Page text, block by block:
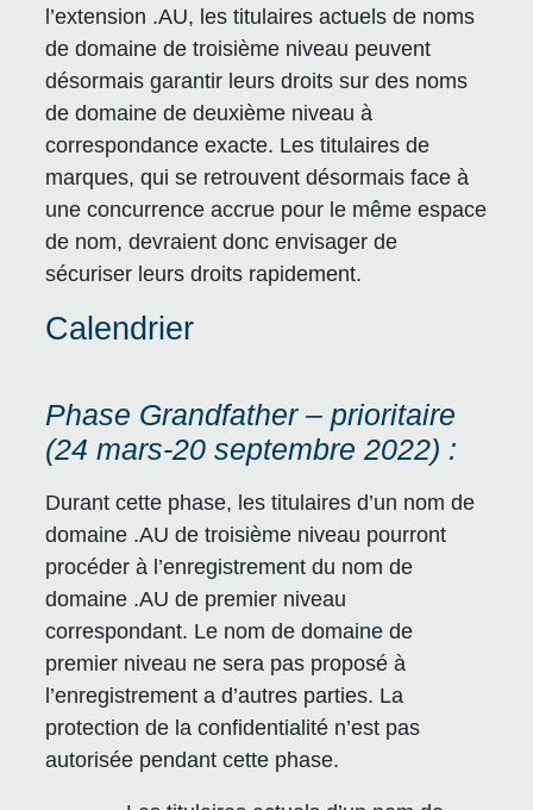
l’extension .AU, les titulaires actuels de noms
de domaine de troisième niveau peuvent
désormais garantir leurs droits sur des noms
de domaine de deuxième niveau à
correspondance exacte. Les titulaires de
marques, qui se retrouvent désormais face à
une concurrence accrue pour le même espace
de nom, devraient donc envisager de
sécuriser leurs droits rapidement.
Calendrier
Phase Grandfather – prioritaire
(24 mars-20 septembre 2022) :
Durant cette phase, les titulaires d’un nom de
domaine .AU de troisième niveau pourront
procéder à l’enregistrement du nom de
domaine .AU de premier niveau
correspondant. Le nom de domaine de
premier niveau ne sera pas proposé à
l’enregistrement a d’autres parties. La
protection de la confidentialité n’est pas
autorisée pendant cette phase.